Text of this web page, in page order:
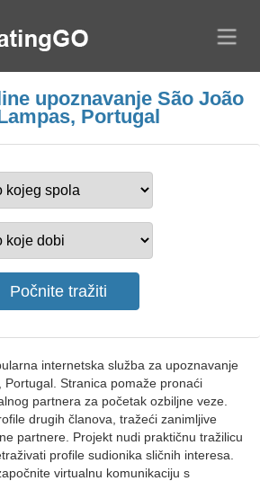
upoznavanje São João
Portugal
internetska služba za upoznavanje
Portugal. Stranica pomaže pronaći
partnera za početak ozbiljne veze.
drugih članova, tražeći zanimljive
partnere. Projekt nudi praktičnu tražilicu
profile sudionika sličnih interesa.
virtualnu komunikaciju s